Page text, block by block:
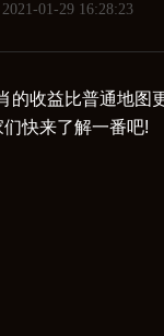
01-29 16:28:23
收益比普通地图
快来了解一番吧!